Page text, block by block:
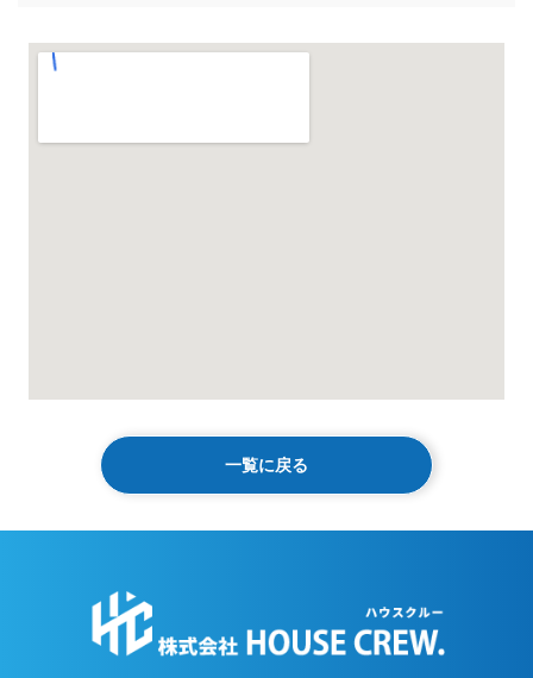
一覧に戻る